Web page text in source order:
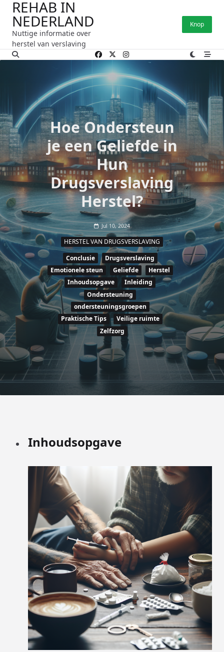
naar
inhoud
REHAB IN
NEDERLAND
Nuttige informatie over
herstel van verslaving
Knop
Hoe Ondersteun
je een Geliefde in
Hun
Drugsverslaving
Herstel?
Jul 10, 2024
HERSTEL VAN DRUGSVERSLAVING
Conclusie
Drugsverslaving
Emotionele steun
Geliefde
Herstel
Inhoudsopgave
Inleiding
Ondersteuning
ondersteuningsgroepen
Praktische Tips
Veilige ruimte
Zelfzorg
Inhoudsopgave